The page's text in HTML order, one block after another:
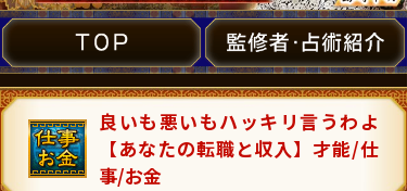
良いも悪いもハッキリ言うわよ
【あなたの転職と収入】才能/仕
事/お金